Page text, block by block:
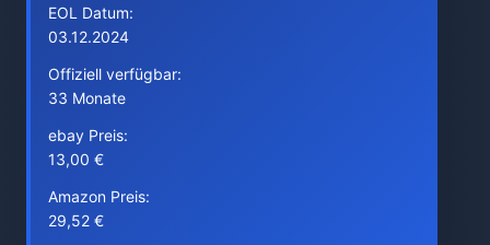
EOL Datum:
03.12.2024
Offiziell verfügbar:
33 Monate
ebay Preis:
13,00 €
Amazon Preis:
29,52 €